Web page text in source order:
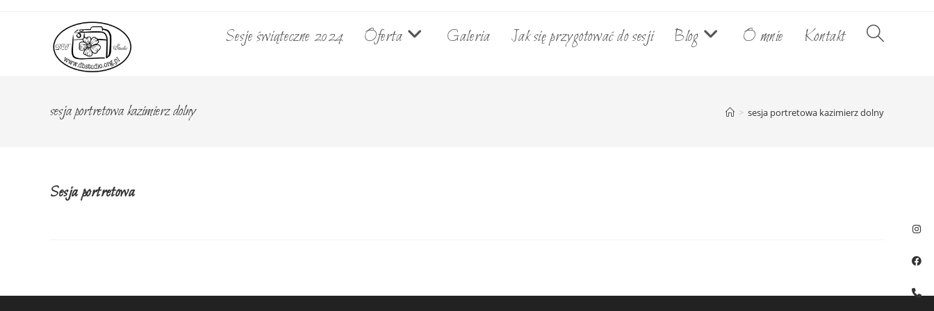
Sesje świąteczne 2024 Oferta Galeria Jak się przygotować do sesji Blog O mnie Kontakt Toggle
sesja portretowa kazimierz dolny > sesja portretowa kazimierz dolny
Sesja portretowa